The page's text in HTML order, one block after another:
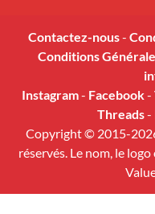
Contactez-nous-
Conditions
Instagram- Facebook-
Threads-
Copyright © 2015-
réservés. Le nom, le